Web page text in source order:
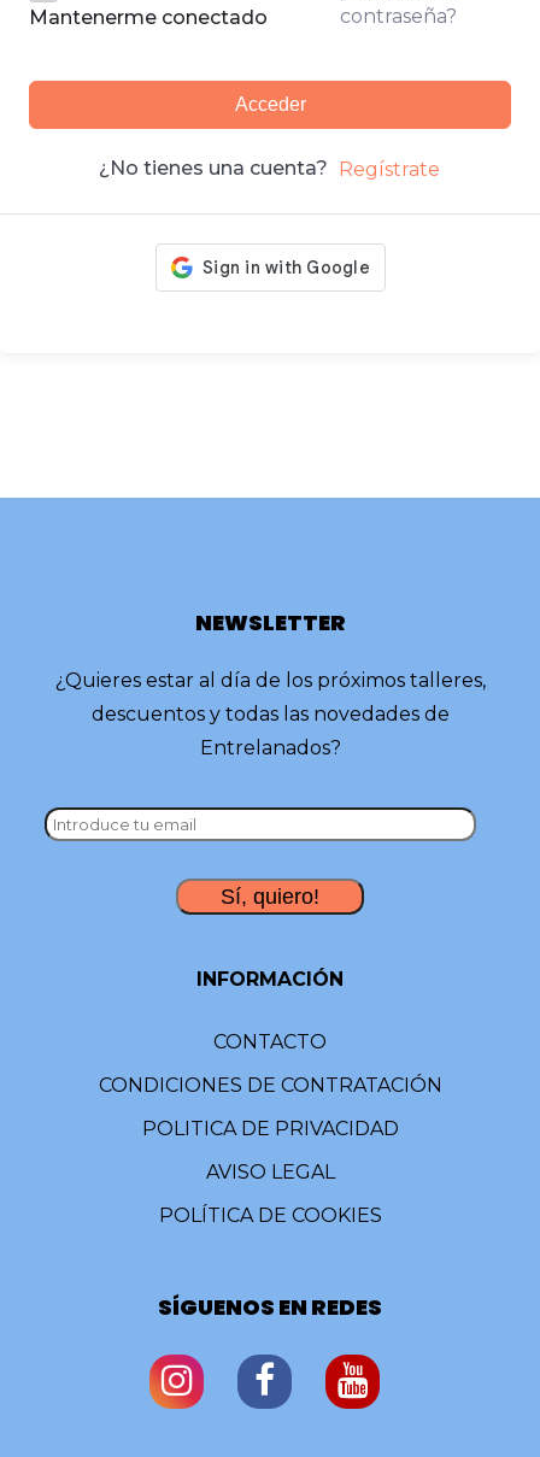
Mantenerme conectado
contraseña?
Acceder
¿No tienes una cuenta? Regístrate
NEWSLETTER
¿Quieres estar al día de los próximos talleres,
descuentos y todas las novedades de
Entrelanados?
INFORMACIÓN
CONTACTO
CONDICIONES DE CONTRATACIÓN
POLITICA DE PRIVACIDAD
AVISO LEGAL
POLÍTICA DE COOKIES
SÍGUENOS EN REDES